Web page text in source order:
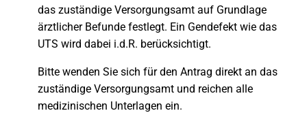
das zuständige Versorgungsamt auf Grundlage
ärztlicher Befunde festlegt. Ein Gendefekt wie das
UTS wird dabei i.d.R. berücksichtigt.
Bitte wenden Sie sich für den Antrag direkt an das
zuständige Versorgungsamt und reichen alle
medizinischen Unterlagen ein.